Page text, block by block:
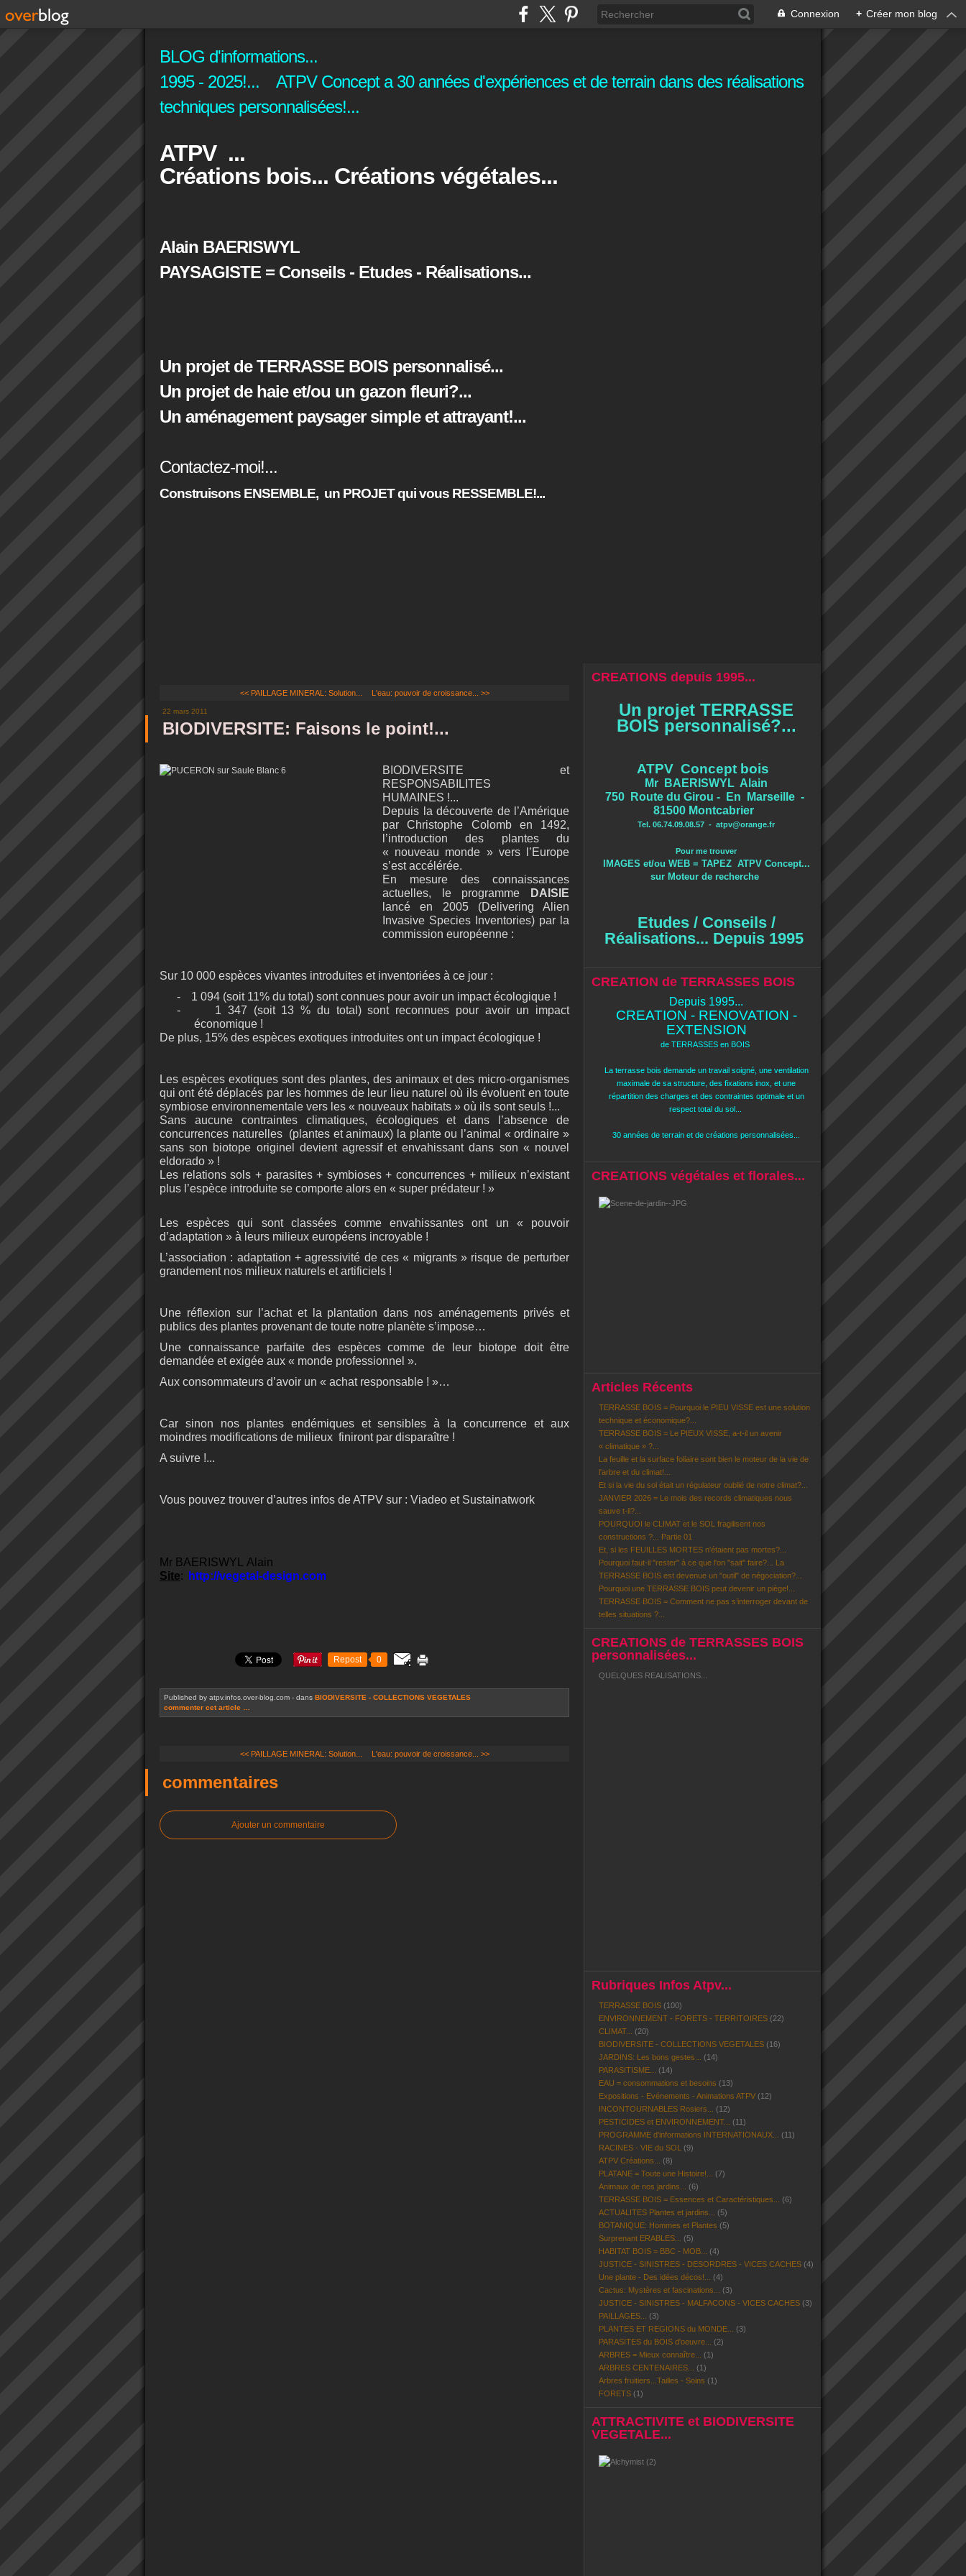
Connexion + Créer mon blog
BLOG d'informations...
1995 - 2025!... ATPV Concept a 30 années d'expériences et de terrain dans des réalisations
techniques personnalisées!...
ATPV ...
Créations bois... Créations végétales...
Alain BAERISWYL
PAYSAGISTE = Conseils - Etudes - Réalisations...
Un projet de TERRASSE BOIS personnalisé...
Un projet de haie et/ou un gazon fleuri?...
Un aménagement paysager simple et attrayant!...
Contactez-moi!...
Construisons ENSEMBLE, un PROJET qui vous RESSEMBLE!...
<< PAILLAGE MINERAL: Solution... L'eau: pouvoir de croissance... >>
22 mars 2011
BIODIVERSITE: Faisons le point!...
BIODIVERSITE et
RESPONSABILITES
HUMAINES !...
Depuis la découverte de l’Amérique
par Christophe Colomb en 1492,
l’introduction des plantes du
« nouveau monde » vers l’Europe
s’est accélérée.
En mesure des connaissances
actuelles, le programme
DAISIE
lancé en 2005 (Delivering Alien
Invasive Species Inventories) par la
commission européenne :
Sur 10 000 espèces vivantes introduites et inventoriées à ce jour :
-
1 094 (soit 11% du total) sont connues pour avoir un impact écologique !
-
1 347 (soit 13 % du total) sont reconnues pour avoir un impact
économique !
De plus, 15% des espèces exotiques introduites ont un impact écologique !
Les espèces exotiques sont des plantes, des animaux et des micro-organismes
qui ont été déplacés par les hommes de leur lieu naturel où ils évoluent en toute
symbiose environnementale vers les « nouveaux habitats » où ils sont seuls !...
Sans aucune contraintes climatiques, écologiques et dans l’absence de
concurrences naturelles
(plantes et animaux) la plante ou l’animal « ordinaire »
sans son biotope originel devient agressif et envahissant dans son « nouvel
eldorado » !
Les relations sols + parasites + symbioses + concurrences + milieux n’existant
plus l’espèce introduite se comporte alors en « super prédateur ! »
Les espèces qui sont classées comme envahissantes ont un « pouvoir
d’adaptation » à leurs milieux européens incroyable !
L’association : adaptation + agressivité de ces « migrants » risque de perturber
grandement nos milieux naturels et artificiels !
Une réflexion sur l’achat et la plantation dans nos aménagements privés et
publics des plantes provenant de toute notre planète s’impose…
Une connaissance parfaite des espèces comme de leur biotope doit être
demandée et exigée aux « monde professionnel ».
Aux consommateurs d’avoir un « achat responsable ! »…
Car sinon nos plantes endémiques et sensibles à la concurrence et aux
moindres modifications de milieux finiront par disparaître !
A suivre !...
Vous pouvez trouver d’autres infos de ATPV sur : Viadeo et Sustainatwork
Mr BAERISWYL Alain
Site: http://vegetal-design.com
Repost 0
Published by atpv.infos.over-blog.com - dans BIODIVERSITE - COLLECTIONS VEGETALES
commenter cet article
<< PAILLAGE MINERAL: Solution... L'eau: pouvoir de croissance... >>
commentaires
Ajouter un commentaire
CREATIONS depuis 1995...
Un projet TERRASSE
BOIS personnalisé?...
ATPV Concept bois
Mr BAERISWYL Alain
750 Route du Girou - En Marseille -
81500 Montcabrier
Tel. 06.74.09.08.57 - atpv@orange.fr
Pour me trouver
IMAGES et/ou WEB = TAPEZ ATPV Concept...
sur Moteur de recherche
Etudes / Conseils /
Réalisations... Depuis 1995
CREATION de TERRASSES BOIS
Depuis 1995...
CREATION - RENOVATION -
EXTENSION
de TERRASSES en BOIS
La terrasse bois demande un travail soigné, une ventilation
maximale de sa structure, des fixations inox, et une
répartition des charges et des contraintes optimale et un
respect total du sol...
30 années de terrain et de créations personnalisées...
CREATIONS végétales et florales...
Articles Récents
TERRASSE BOIS = Pourquoi le PIEU VISSE est une solution
technique et économique?...
TERRASSE BOIS = Le PIEUX VISSE, a-t-il un avenir
« climatique » ?...
La feuille et la surface foliaire sont bien le moteur de la vie de
l'arbre et du climat!...
Et si la vie du sol était un régulateur oublié de notre climat?...
JANVIER 2026 = Le mois des records climatiques nous
sauve t-il?...
POURQUOI le CLIMAT et le SOL fragilisent nos
constructions ?... Partie 01
Et, si les FEUILLES MORTES n'étaient pas mortes?...
Pourquoi faut-il "rester" à ce que l'on "sait" faire?... La
TERRASSE BOIS est devenue un "outil" de négociation?...
Pourquoi une TERRASSE BOIS peut devenir un piège!...
TERRASSE BOIS = Comment ne pas s’interroger devant de
telles situations ?...
CREATIONS de TERRASSES BOIS
personnalisées...
QUELQUES REALISATIONS...
Rubriques Infos Atpv...
TERRASSE BOIS (100)
ENVIRONNEMENT - FORETS - TERRITOIRES (22)
CLIMAT...
(20)
BIODIVERSITE - COLLECTIONS VEGETALES (16)
JARDINS: Les bons gestes...
(14)
PARASITISME...
(14)
EAU = consommations et besoins (13)
Expositions - Evénements - Animations ATPV (12)
INCONTOURNABLES Rosiers...
(12)
PESTICIDES et ENVIRONNEMENT...
(11)
PROGRAMME d'informations INTERNATIONAUX...
(11)
RACINES - VIE du SOL
(9)
ATPV Créations...
(8)
PLATANE = Toute une Histoire!...
(7)
Animaux de nos jardins...
(6)
TERRASSE BOIS = Essences et Caractéristiques...
(6)
ACTUALITES Plantes et jardins...
(5)
BOTANIQUE: Hommes et Plantes (5)
Surprenant ERABLES...
(5)
HABITAT BOIS = BBC - MOB...
(4)
JUSTICE - SINISTRES - DESORDRES - VICES CACHES (4)
Une plante - Des idées décos!...
(4)
Cactus: Mystères et fascinations...
(3)
JUSTICE - SINISTRES - MALFACONS - VICES CACHES (3)
PAILLAGES...
(3)
PLANTES ET REGIONS du MONDE...
(3)
PARASITES du BOIS d'oeuvre...
(2)
ARBRES = Mieux connaître...
(1)
ARBRES CENTENAIRES...
(1)
Arbres fruitiers...Tailles - Soins (1)
FORETS (1)
ATTRACTIVITE et BIODIVERSITE
VEGETALE...